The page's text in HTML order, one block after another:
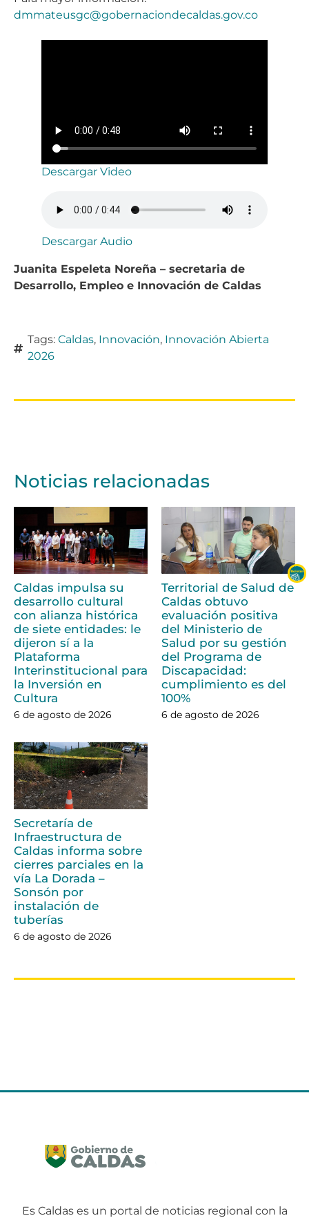
dmmateusgc@gobernaciondecaldas.gov.co
Descargar Video
Descargar Audio
Juanita Espeleta Noreña – secretaria de
Desarrollo, Empleo e Innovación de Caldas
Tags: Caldas, Innovación, Innovación Abierta
2026
Noticias relacionadas
Caldas impulsa su
desarrollo cultural
con alianza histórica
de siete entidades: le
dijeron sí a la
Plataforma
Interinstitucional para
la Inversión en
Cultura
6 de agosto de 2026
Territorial de Salud de
Caldas obtuvo
evaluación positiva
del Ministerio de
Salud por su gestión
del Programa de
Discapacidad:
cumplimiento es del
100%
6 de agosto de 2026
Secretaría de
Infraestructura de
Caldas informa sobre
cierres parciales en la
vía La Dorada –
Sonsón por
instalación de
tuberías
6 de agosto de 2026
Es Caldas es un portal de noticias regional con la